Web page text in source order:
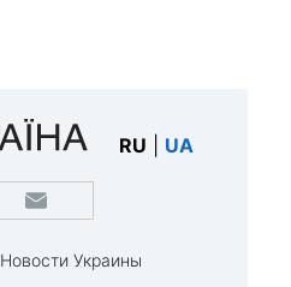
RU UA
Новости Украины